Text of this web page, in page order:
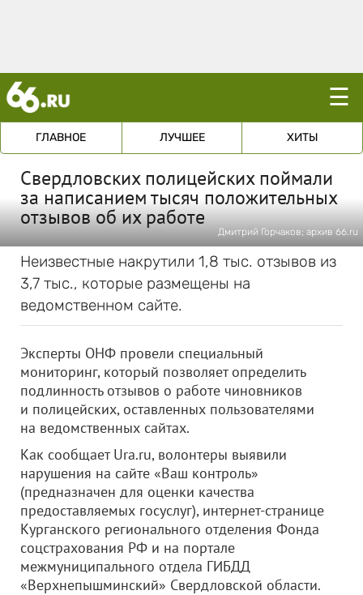
☰
ГЛАВНОЕ ЛУЧШЕЕ ХИТЫ
Свердловских полицейских поймали
за написанием тысяч положительных
отзывов об их работе
Дмитрий Горчаков; архив 66.ru
Неизвестные накрутили 1,8 тыс. отзывов из
3,7 тыс., которые размещены на
ведомственном сайте.
Эксперты ОНФ провели специальный
мониторинг, который позволяет определить
подлинность отзывов о работе чиновников
и полицейских, оставленных пользователями
на ведомственных сайтах.
Как сообщает Ura.ru, волонтеры выявили
нарушения на сайте «Ваш контроль»
(предназначен для оценки качества
предоставляемых госуслуг), интернет-странице
Курганского регионального отделения Фонда
соцстрахования РФ и на портале
межмуниципального отдела ГИБДД
«Верхнепышминский» Свердловской области.